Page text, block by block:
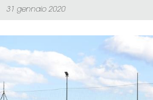
31 gennaio 2020